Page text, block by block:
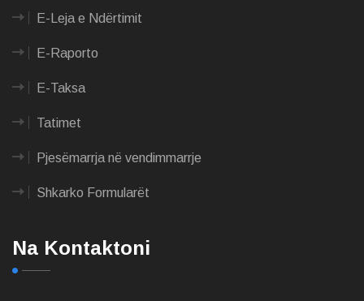
E-Leja e Ndërtimit
E-Raporto
E-Taksa
Tatimet
Pjesëmarrja në vendimmarrje
Shkarko Formularët
Na Kontaktoni